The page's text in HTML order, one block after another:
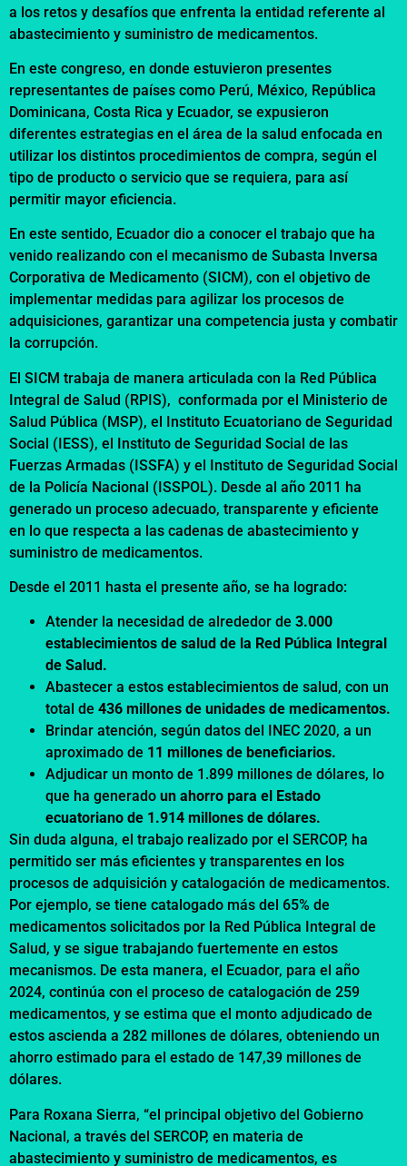
a los retos y desafíos que enfrenta la entidad referente al
abastecimiento y suministro de medicamentos.
En este congreso, en donde estuvieron presentes
representantes de países como Perú, México, República
Dominicana, Costa Rica y Ecuador, se expusieron
diferentes estrategias en el área de la salud enfocada en
utilizar los distintos procedimientos de compra, según el
tipo de producto o servicio que se requiera, para así
permitir mayor eficiencia.
En este sentido, Ecuador dio a conocer el trabajo que ha
venido realizando con el mecanismo de Subasta Inversa
Corporativa de Medicamento (SICM), con el objetivo de
implementar medidas para agilizar los procesos de
adquisiciones, garantizar una competencia justa y combatir
la corrupción.
El SICM trabaja de manera articulada con la Red Pública
Integral de Salud (RPIS), conformada por el Ministerio de
Salud Pública (MSP), el Instituto Ecuatoriano de Seguridad
Social (IESS), el Instituto de Seguridad Social de las
Fuerzas Armadas (ISSFA) y el Instituto de Seguridad Social
de la Policía Nacional (ISSPOL). Desde al año 2011 ha
generado un proceso adecuado, transparente y eficiente
en lo que respecta a las cadenas de abastecimiento y
suministro de medicamentos.
Desde el 2011 hasta el presente año, se ha logrado:
Atender la necesidad de alrededor de 3.000
establecimientos de salud de la Red Pública Integral
de Salud.
Abastecer a estos establecimientos de salud, con un
total de 436 millones de unidades de medicamentos.
Brindar atención, según datos del INEC 2020, a un
aproximado de 11 millones de beneficiarios.
Adjudicar un monto de 1.899 millones de dólares, lo
que ha generado un ahorro para el Estado
ecuatoriano de 1.914 millones de dólares.
Sin duda alguna, el trabajo realizado por el SERCOP, ha
permitido ser más eficientes y transparentes en los
procesos de adquisición y catalogación de medicamentos.
Por ejemplo, se tiene catalogado más del 65% de
medicamentos solicitados por la Red Pública Integral de
Salud, y se sigue trabajando fuertemente en estos
mecanismos. De esta manera, el Ecuador, para el año
2024, continúa con el proceso de catalogación de 259
medicamentos, y se estima que el monto adjudicado de
estos ascienda a 282 millones de dólares, obteniendo un
ahorro estimado para el estado de 147,39 millones de
dólares.
Para Roxana Sierra, “el principal objetivo del Gobierno
Nacional, a través del SERCOP, en materia de
abastecimiento y suministro de medicamentos, es